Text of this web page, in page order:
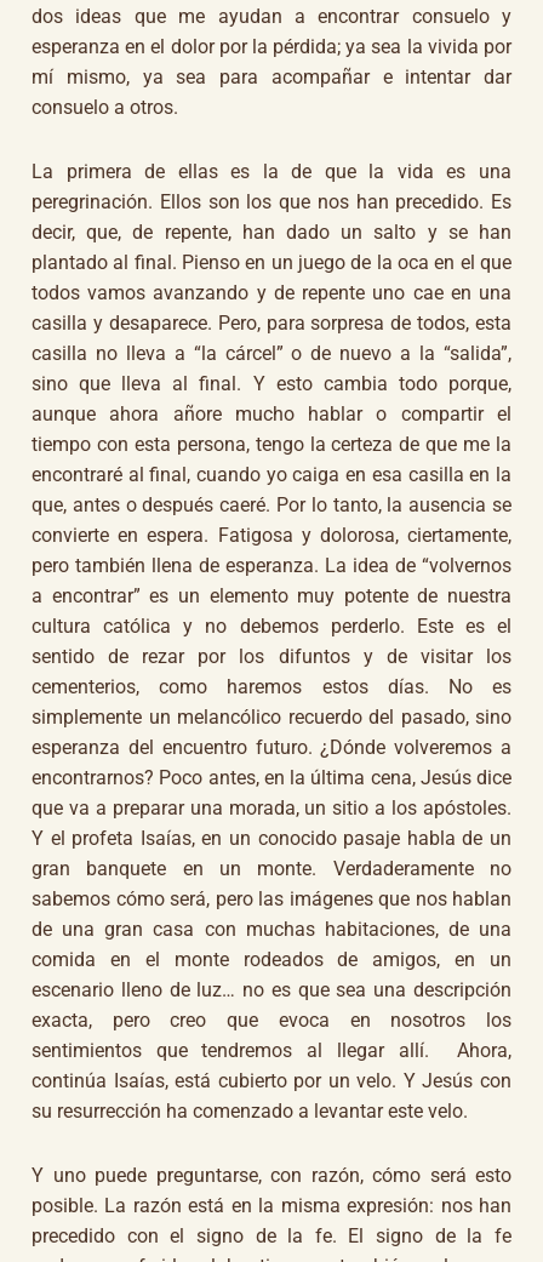
dos ideas que me ayudan a encontrar consuelo y
esperanza en el dolor por la pérdida; ya sea la vivida por
mí mismo, ya sea para acompañar e intentar dar
consuelo a otros.
La primera de ellas es la de que la vida es una
peregrinación. Ellos son los que nos han precedido. Es
decir, que, de repente, han dado un salto y se han
plantado al final. Pienso en un juego de la oca en el que
todos vamos avanzando y de repente uno cae en una
casilla y desaparece. Pero, para sorpresa de todos, esta
casilla no lleva a “la cárcel” o de nuevo a la “salida”,
sino que lleva al final. Y esto cambia todo porque,
aunque ahora añore mucho hablar o compartir el
tiempo con esta persona, tengo la certeza de que me la
encontraré al final, cuando yo caiga en esa casilla en la
que, antes o después caeré. Por lo tanto, la ausencia se
convierte en espera. Fatigosa y dolorosa, ciertamente,
pero también llena de esperanza. La idea de “volvernos
a encontrar” es un elemento muy potente de nuestra
cultura católica y no debemos perderlo. Este es el
sentido de rezar por los difuntos y de visitar los
cementerios, como haremos estos días. No es
simplemente un melancólico recuerdo del pasado, sino
esperanza del encuentro futuro. ¿Dónde volveremos a
encontrarnos? Poco antes, en la última cena, Jesús dice
que va a preparar una morada, un sitio a los apóstoles.
Y el profeta Isaías, en un conocido pasaje habla de un
gran banquete en un monte. Verdaderamente no
sabemos cómo será, pero las imágenes que nos hablan
de una gran casa con muchas habitaciones, de una
comida en el monte rodeados de amigos, en un
escenario lleno de luz… no es que sea una descripción
exacta, pero creo que evoca en nosotros los
sentimientos que tendremos al llegar allí. Ahora,
continúa Isaías, está cubierto por un velo. Y Jesús con
su resurrección ha comenzado a levantar este velo.
Y uno puede preguntarse, con razón, cómo será esto
posible. La razón está en la misma expresión: nos han
precedido con el signo de la fe. El signo de la fe